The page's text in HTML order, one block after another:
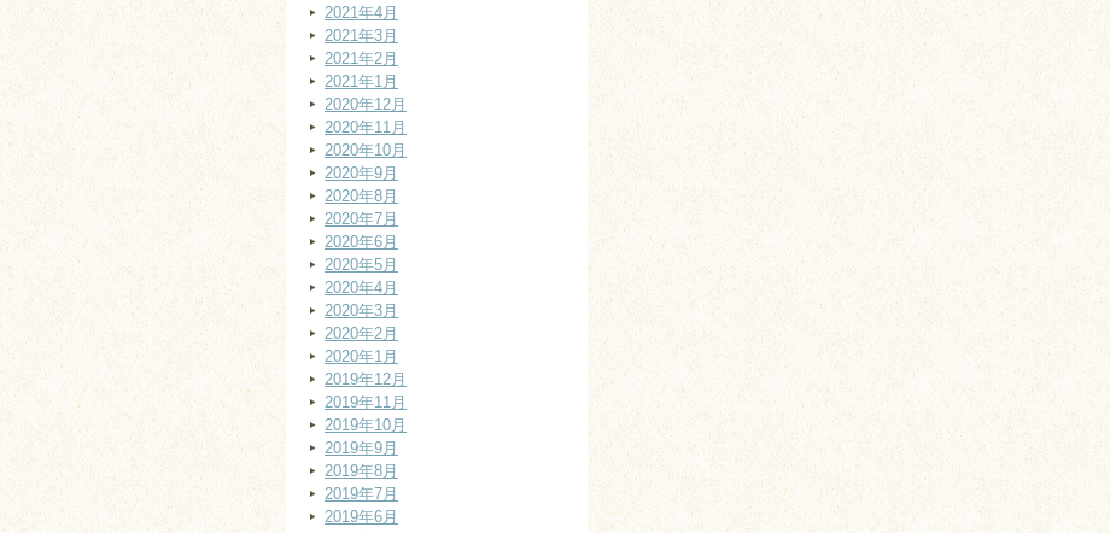
2021年4月
2021年3月
2021年2月
2021年1月
2020年12月
2020年11月
2020年10月
2020年9月
2020年8月
2020年7月
2020年6月
2020年5月
2020年4月
2020年3月
2020年2月
2020年1月
2019年12月
2019年11月
2019年10月
2019年9月
2019年8月
2019年7月
2019年6月